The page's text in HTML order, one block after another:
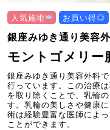
人気施術 お買い得◎
銀座みゆき通り美容
モントゴメリー
銀座みゆき通り美容外科
行っています。この治療
を取り除くことで、乳輪
す。乳輪の美しさや健康
術は経験豊富な医師によ
ことができます。